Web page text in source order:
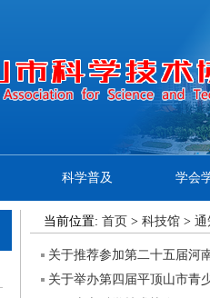
科学普及 学会
当前位置: 首页 > 科技馆 > 通
关于推荐参加第二十五届河
关于举办第四届平顶山市青